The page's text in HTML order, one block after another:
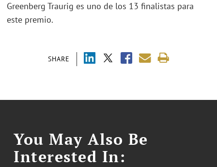
SHARE
Greenberg Traurig es uno de los 13 finalistas para
este premio.
You May Also Be
Interested In: